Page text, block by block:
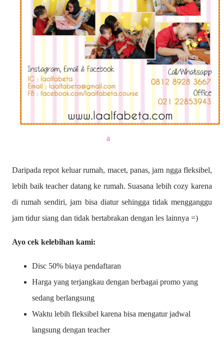
a
Daripada repot keluar rumah, macet, panas, jam ngga fleksibel,
lebih baik teacher datang ke rumah. Suasana lebih cozy karena
di rumah sendiri, jam bisa diatur sehingga tidak mengganggu
jam tidur siang dan tidak bertabrakan dengan les lainnya =)
Ayo cek kelebihan kami:
Disc 50% biaya pendaftaran
Harga yang terjangkau dengan berbagai promo yang
sedang berlangsung
Waktu lebih fleksibel karena bisa mengatur jadwal
langsung dengan teacher